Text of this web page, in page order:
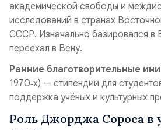
академической свободы и
исследований в странах
СССР. Изначально базировался в
переехал в Вену.
Ранние благотворительные
1970‑х) — стипендии для
поддержка учёных и культурных
Роль Джорджа Сороса в